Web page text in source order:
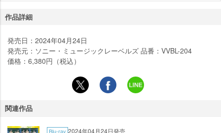
作品詳細
発売日：2024年04月24日
発売元：ソニー・ミュージックレーベルズ 品番：VVBL-204
価格：6,380円（税込）
関連作品
Blu-ray 2024年04月24日発売